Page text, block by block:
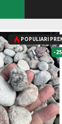
POPULIARI
-